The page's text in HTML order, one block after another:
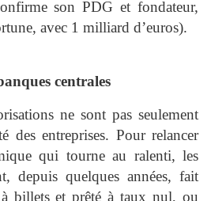
son PDG et fondateur,
avec 1 milliard d’euros).
centrales
ne sont pas seulement
des entreprises. Pour relancer
qui tourne au ralenti, les
depuis quelques années, fait
billets et prêté à taux nul, ou